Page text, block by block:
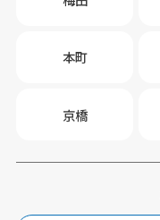
本町
京橋